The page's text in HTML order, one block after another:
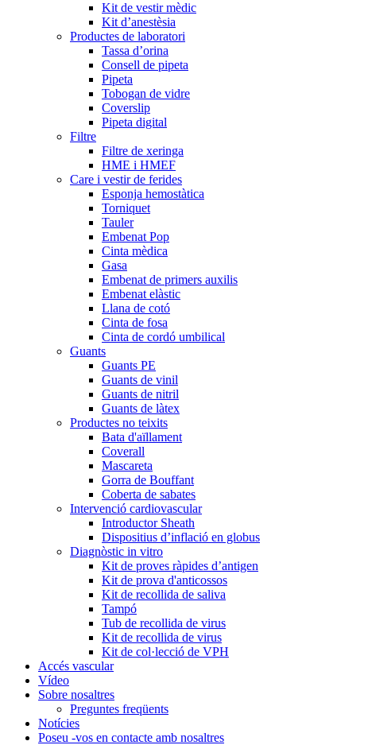
Kit de vestir mèdic
Kit d’anestèsia
Productes de laboratori
Tassa d’orina
Consell de pipeta
Pipeta
Tobogan de vidre
Coverslip
Pipeta digital
Filtre
Filtre de xeringa
HME i HMEF
Care i vestir de ferides
Esponja hemostàtica
Torniquet
Tauler
Embenat Pop
Cinta mèdica
Gasa
Embenat de primers auxilis
Embenat elàstic
Llana de cotó
Cinta de fosa
Cinta de cordó umbilical
Guants
Guants PE
Guants de vinil
Guants de nitril
Guants de làtex
Productes no teixits
Bata d'aïllament
Coverall
Mascareta
Gorra de Bouffant
Coberta de sabates
Intervenció cardiovascular
Introductor Sheath
Dispositius d’inflació en globus
Diagnòstic in vitro
Kit de proves ràpides d’antigen
Kit de prova d'anticossos
Kit de recollida de saliva
Tampó
Tub de recollida de virus
Kit de recollida de virus
Kit de col·lecció de VPH
Accés vascular
Vídeo
Sobre nosaltres
Preguntes freqüents
Notícies
Poseu -vos en contacte amb nosaltres